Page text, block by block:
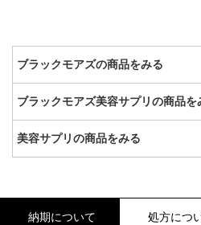
ブラックモアズの商品をみる
ブラックモアズ美容サプリの商品を
美容サプリの商品をみる
納期について 処方につ